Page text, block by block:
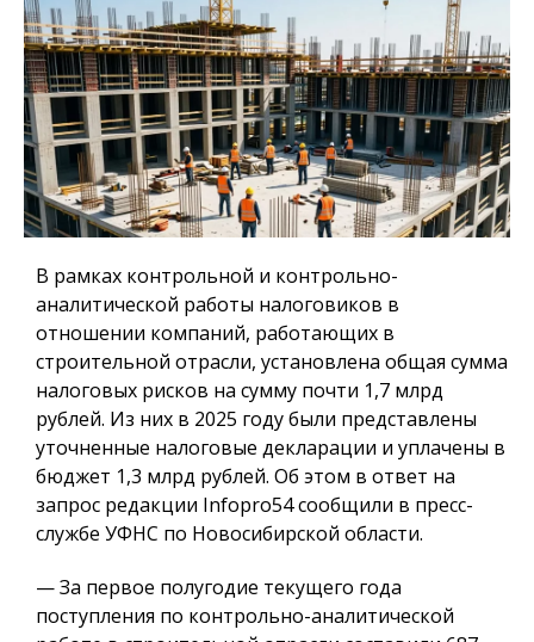
В рамках контрольной и контрольно-
аналитической работы налоговиков в
отношении компаний, работающих в
строительной отрасли, установлена общая сумма
налоговых рисков на сумму почти 1,7 млрд
рублей. Из них в 2025 году были представлены
уточненные налоговые декларации и уплачены в
бюджет 1,3 млрд рублей. Об этом в ответ на
запрос редакции Infopro54 сообщили в пресс-
службе УФНС по Новосибирской области.
— За первое полугодие текущего года
поступления по контрольно-аналитической